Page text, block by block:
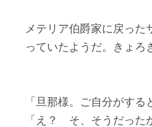
メテリア伯爵家に戻った
っていたようだ。きょ
「旦那様。ご自分がする
「え？ そ、そうだった